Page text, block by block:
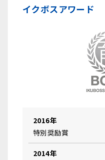
イクボスアワード
2016年
特別奨励賞
2014年